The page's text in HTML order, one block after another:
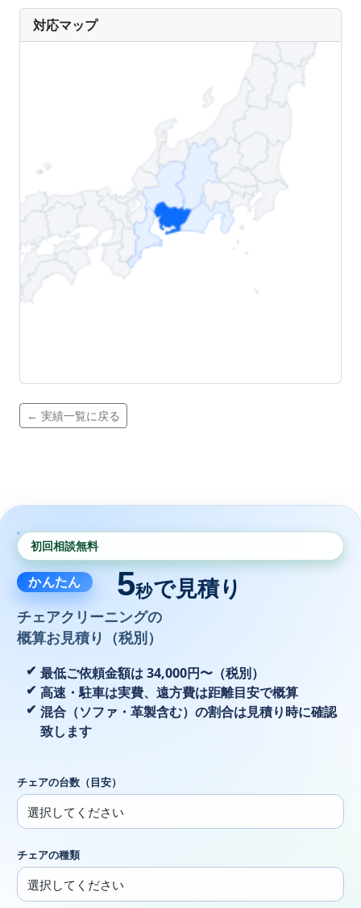
対応マップ
← 実績一覧に戻る
初回相談無料
かんたん 5秒で見積り
チェアクリーニングの
概算お見積り（税別）
最低ご依頼金額は 34,000円〜（税別）
高速・駐車は実費、遠方費は距離目安で概算
混合（ソファ・革製含む）の割合は見積り時に確認
致します
チェアの台数（目安）
チェアの種類